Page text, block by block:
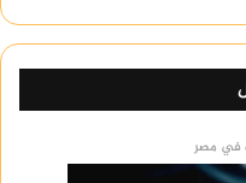
في مصر